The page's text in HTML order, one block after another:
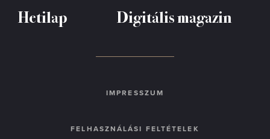
Hetilap Digitális magazin
IMPRESSZUM
FELHASZNÁLÁSI FELTÉTELEK